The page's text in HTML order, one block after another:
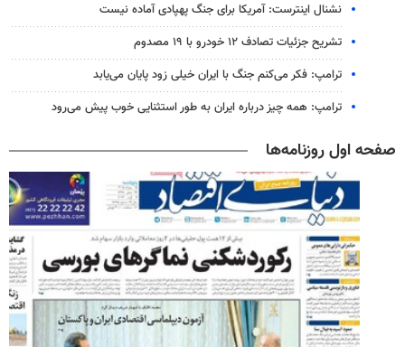
نشنال اینترست: آمریکا برای جنگ پهپادی آماده نیست
تشریح جزئیات تصادف ۱۲ خودرو با ۱۹ مصدوم
ترامپ: فکر می‌کنم جنگ با ایران خیلی زود پایان می‌یابد
ترامپ: همه چیز درباره ایران به طور استثنایی خوب پیش می‌رود
صفحه اول روزنامه‌ها